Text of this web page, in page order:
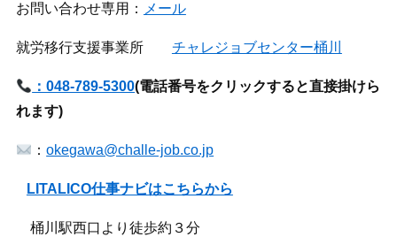
お問い合わせ専用： メール
就労移行支援事業所 チャレジョブセンター桶川
：048-789-5300(電話番号をクリックすると直接掛けら
れます)
：okegawa@challe-job.co.jp
LITALICO仕事ナビはこちらから
桶川駅西口より徒歩約３分